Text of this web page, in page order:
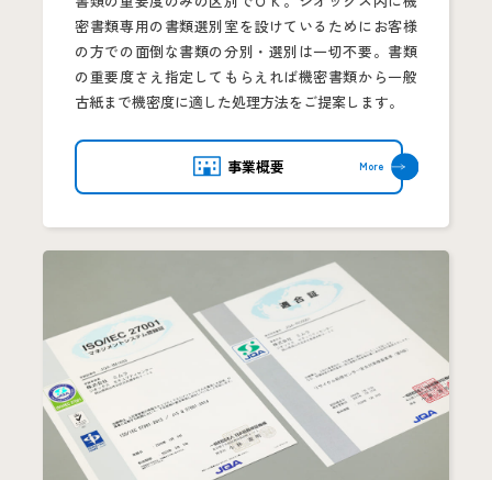
密書類専用の書類選別室を設けているためにお客様
の方での面倒な書類の分別・選別は一切不要。書類
の重要度さえ指定してもらえれば機密書類から一般
古紙まで機密度に適した処理方法をご提案します。
事業概要